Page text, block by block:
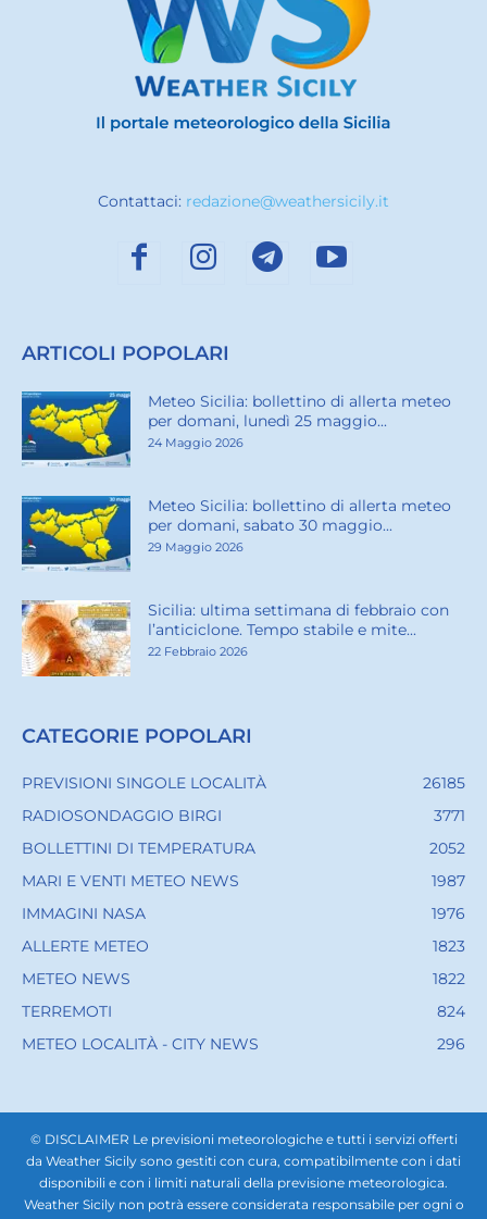
Contattaci: redazione@weathersicily.it
ARTICOLI POPOLARI
Meteo Sicilia: bollettino di allerta meteo
per domani, lunedì 25 maggio...
24 Maggio 2026
Meteo Sicilia: bollettino di allerta meteo
per domani, sabato 30 maggio...
29 Maggio 2026
Sicilia: ultima settimana di febbraio con
l’anticiclone. Tempo stabile e mite...
22 Febbraio 2026
CATEGORIE POPOLARI
PREVISIONI SINGOLE LOCALITÀ
26185
RADIOSONDAGGIO BIRGI
3771
BOLLETTINI DI TEMPERATURA
2052
MARI E VENTI METEO NEWS
1987
IMMAGINI NASA
1976
ALLERTE METEO
1823
METEO NEWS
1822
TERREMOTI
824
METEO LOCALITÀ - CITY NEWS
296
© DISCLAIMER Le previsioni meteorologiche e tutti i servizi offerti
da Weather Sicily sono gestiti con cura, compatibilmente con i dati
disponibili e con i limiti naturali della previsione meteorologica.
Weather Sicily non potrà essere considerata responsabile per ogni o